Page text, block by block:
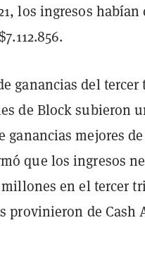
los ingresos
ganancias del
de Block subieron
ganancias mejores
que los ingresos
en el tercer
provinieron de Cash